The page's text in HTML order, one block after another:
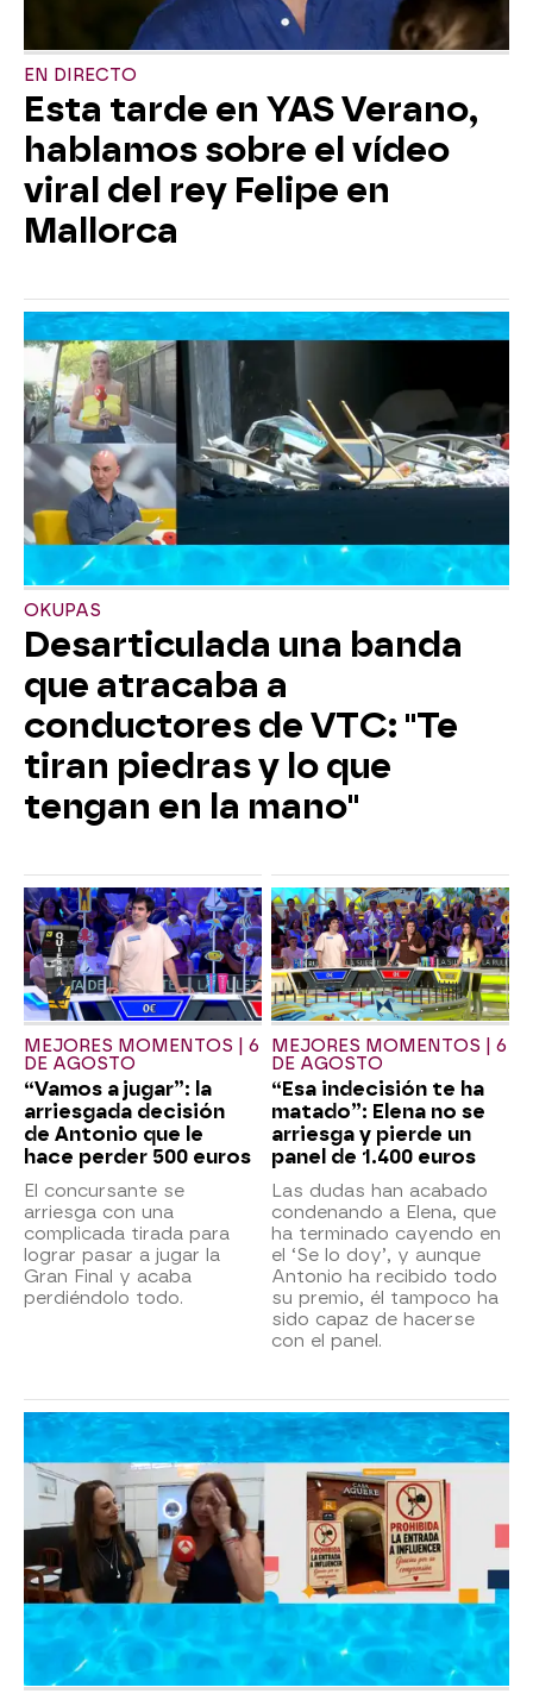
EN DIRECTO
Esta tarde en YAS Verano,
hablamos sobre el vídeo
viral del rey Felipe en
Mallorca
OKUPAS
Desarticulada una banda
que atracaba a
conductores de VTC: "Te
tiran piedras y lo que
tengan en la mano"
MEJORES MOMENTOS | 6
DE AGOSTO
“Vamos a jugar”: la
arriesgada decisión
de Antonio que le
hace perder 500 euros
El concursante se
arriesga con una
complicada tirada para
lograr pasar a jugar la
Gran Final y acaba
perdiéndolo todo.
MEJORES MOMENTOS | 6
DE AGOSTO
“Esa indecisión te ha
matado”: Elena no se
arriesga y pierde un
panel de 1.400 euros
Las dudas han acabado
condenando a Elena, que
ha terminado cayendo en
el ‘Se lo doy’, y aunque
Antonio ha recibido todo
su premio, él tampoco ha
sido capaz de hacerse
con el panel.